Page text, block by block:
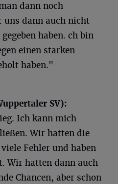
dann noch
dann auch nicht
haben. ch bin
einen starken
haben."
SV):
Ich kann mich
Wir hatten die
Fehler und haben
Wir hatten dann auch
Chancen, aber schon